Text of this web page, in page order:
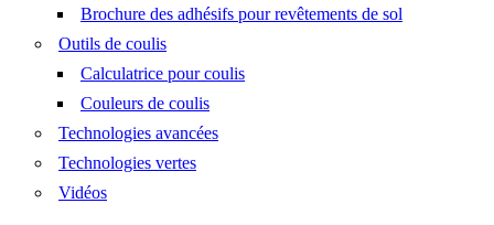
Brochure des adhésifs pour revêtements de sol
Outils de coulis
Calculatrice pour coulis
Couleurs de coulis
Technologies avancées
Technologies vertes
Vidéos